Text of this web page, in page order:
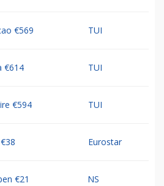
€569 TUI
€614 TUI
€594 TUI
Eurostar
€21 NS